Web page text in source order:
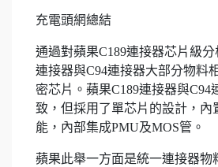
充電頭網總結
通過對蘋果C189連接器芯片級
連接器與C94連接器大部分物料
密芯片。蘋果C189連接器與C94
致，但採用了單芯片的設計，內
能，內部集成PMU及MOS管。
蘋果此舉一方面是統一連接器物